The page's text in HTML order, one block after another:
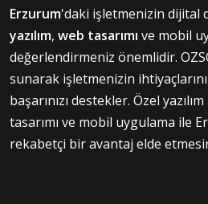
Erzurum'daki işletmenizin dijital
yazılım, web tasarımı ve mobil
değerlendirmeniz önemlidir.
sunarak işletmenizin
başarınızı destekler. Özel
tasarımı ve mobil uygulama ile
rekabetçi bir avantaj elde